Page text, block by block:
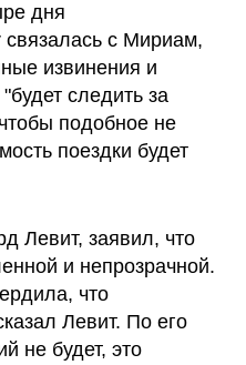
дня
связалась с Мириам,
извинения и
следить за
подобное не
поездки будет
Левит, заявил, что
и непрозрачной.
что
Левит. По его
не будет, это